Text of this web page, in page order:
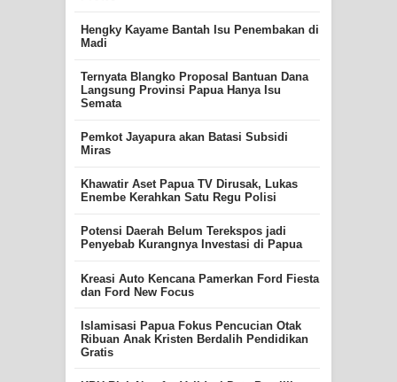
Hengky Kayame Bantah Isu Penembakan di
Madi
Ternyata Blangko Proposal Bantuan Dana
Langsung Provinsi Papua Hanya Isu
Semata
Pemkot Jayapura akan Batasi Subsidi
Miras
Khawatir Aset Papua TV Dirusak, Lukas
Enembe Kerahkan Satu Regu Polisi
Potensi Daerah Belum Terekspos jadi
Penyebab Kurangnya Investasi di Papua
Kreasi Auto Kencana Pamerkan Ford Fiesta
dan Ford New Focus
Islamisasi Papua Fokus Pencucian Otak
Ribuan Anak Kristen Berdalih Pendidikan
Gratis